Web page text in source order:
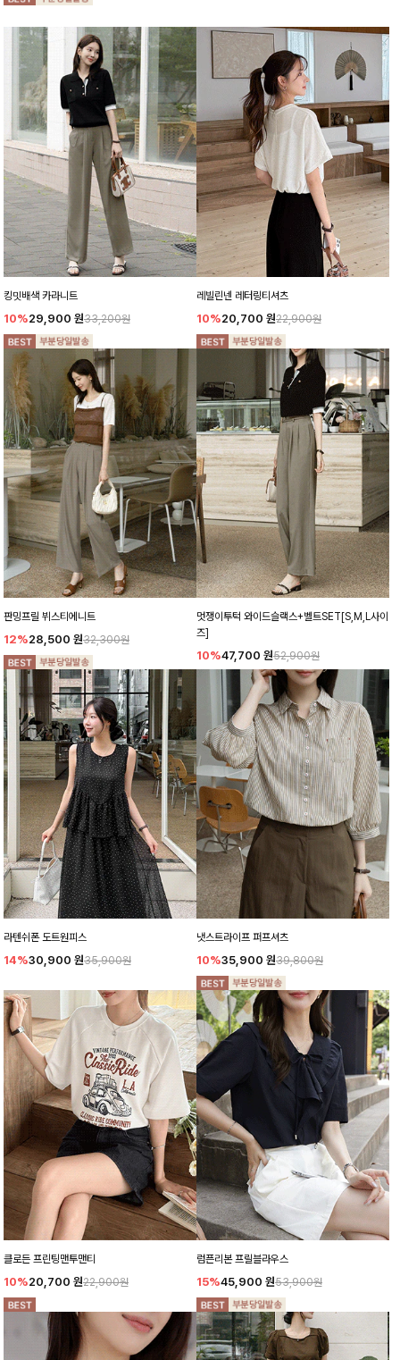
킹밋배색 카라니트
10%29,900 원33,200원
레빌린넨 레터링티셔츠
10%20,700 원22,900원
판밍프릴 뷔스티에니트
12%28,500 원32,300원
멋쟁이투턱 와이드슬랙스+벨트SET[S,M,L사이
즈]
10%47,700 원52,900원
라텐쉬폰 도트원피스
14%30,900 원35,900원
냇스트라이프 퍼프셔츠
10%35,900 원39,800원
클로든 프린팅맨투맨티
10%20,700 원22,900원
럼픈리본 프릴블라우스
15%45,900 원53,900원